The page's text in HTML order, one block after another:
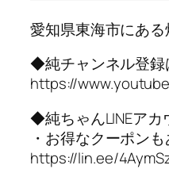
愛知県東海市にあ
◆純チャンネル登録
https://
◆純ちゃんLINEアカ
・お得なクーポン
https://lin.ee/